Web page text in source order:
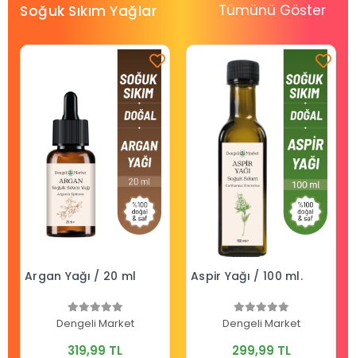
Soğuk Sıkım Yağlar Tümünü Göster
Argan Yağı / 20 ml
Dengeli Market
319,99 TL
Aspir Yağı / 100 ml.
Dengeli Market
299,99 TL